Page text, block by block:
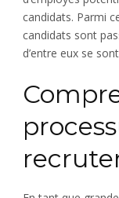
candidats. Parmi
candidats sont
d’entre eux se